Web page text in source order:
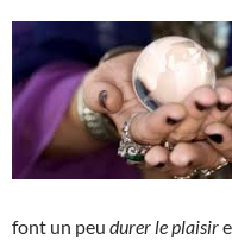
font un peu durer le plaisir